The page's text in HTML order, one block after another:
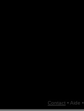
Contact• Aide